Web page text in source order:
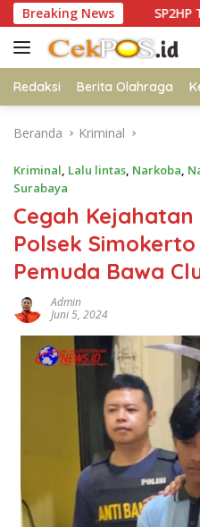
Langsung
ke
konten
Breaking NewsSP2HP Terbit,
Redaksi Berita Olahraga
Beranda Kriminal
Kriminal, Lalu lintas, Narkoba,
Surabaya
Cegah
Polsek
Pemuda Bawa
Admin
Juni 5, 2024